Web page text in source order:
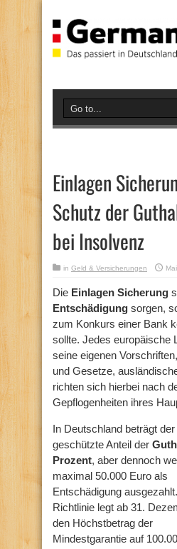
Einlagen
Schutz der
bei Insolvenz
in Geld & Versicherungen
Die Einlagen Sicherung
Entschädigung sorgen,
zum Konkurs einer Bank
sollte. Jedes europäische
seine eigenen
und Gesetze,
richten sich hierbei nach
Gepflogenheiten ihres
In Deutschland beträgt der
geschützte Anteil der
Prozent, aber dennoch
maximal 50.000 Euro als
Entschädigung
Richtlinie legt ab 31.
den Höchstbetrag der
Mindestgarantie auf